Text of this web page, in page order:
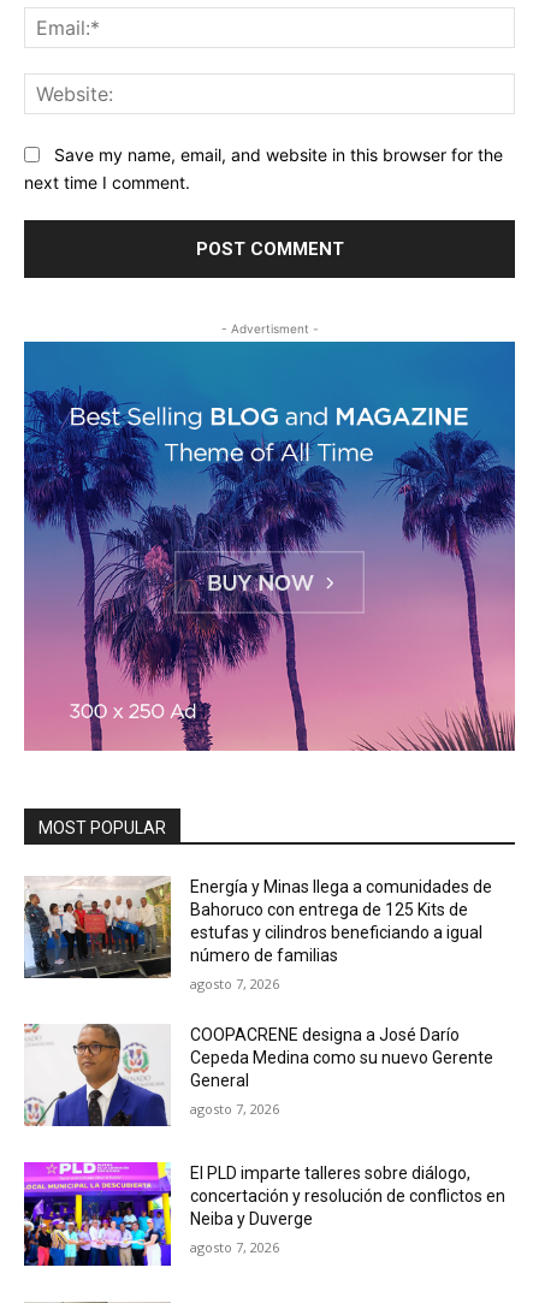
Save my name, email, and website in this browser for the
next time I comment.
- Advertisment -
MOST POPULAR
Energía y Minas llega a comunidades de
Bahoruco con entrega de 125 Kits de
estufas y cilindros beneficiando a igual
número de familias
agosto 7, 2026
COOPACRENE designa a José Darío
Cepeda Medina como su nuevo Gerente
General
agosto 7, 2026
El PLD imparte talleres sobre diálogo,
concertación y resolución de conflictos en
Neiba y Duverge
agosto 7, 2026